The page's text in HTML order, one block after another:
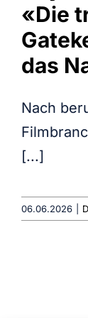
«Die
das
Nach
[...]
06.06.2026